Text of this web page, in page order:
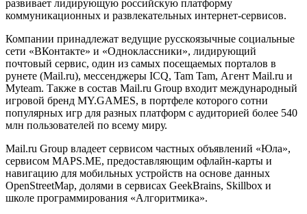
развивает лидирующую российскую платформу
коммуникационных и развлекательных интернет-сервисов.
Компании принадлежат ведущие русскоязычные социальные
сети «ВКонтакте» и «Одноклассники», лидирующий
почтовый сервис, один из самых посещаемых порталов в
рунете (Mail.ru), мессенджеры ICQ, Tam Tam, Агент Mail.ru и
Myteam. Также в состав Mail.ru Group входит международный
игровой бренд MY.GAMES, в портфеле которого сотни
популярных игр для разных платформ с аудиторией более 540
млн пользователей по всему миру.
Mail.ru Group владеет сервисом частных объявлений «Юла»,
сервисом MAPS.ME, предоставляющим офлайн-карты и
навигацию для мобильных устройств на основе данных
OpenStreetMap, долями в сервисах GeekBrains, Skillbox и
школе программирования «Алгоритмика».